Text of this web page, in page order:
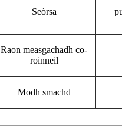
Seòrsa
Raon measgachadh co-
roinneil
Modh smachd